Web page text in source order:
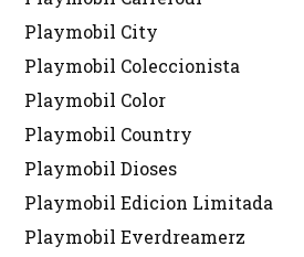
Playmobil City
Playmobil Coleccionista
Playmobil Color
Playmobil Country
Playmobil Dioses
Playmobil Edicion Limitada
Playmobil Everdreamerz